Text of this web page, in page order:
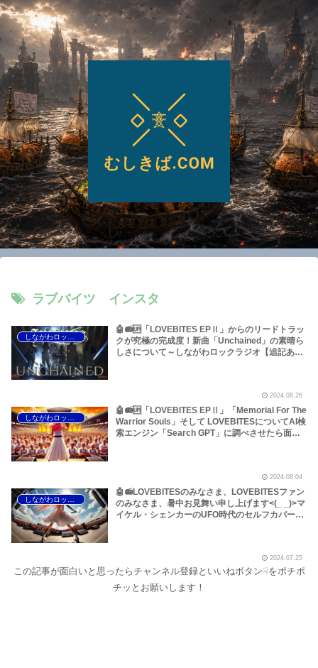
ラブバイツ インスタ
🤖📻🆙「LOVEBITES EPⅡ」からのリードトラッ
クが究極の完成度！新曲「Unchained」の素晴ら
しさについて～しながわロックラジオ【追記あ
2024.08.26
しながわロックラジオ
🤖📻🆙「LOVEBITES EPⅡ」「Memorial For The
Warrior Souls」そして LOVEBITESについてAI検
索エンジン「Search GPT」に調べさせたら面白
時を知っているか否か？」などについてです【重
要追記あり】～しながわロックラジオ【加筆あ
り】
2024.08.04
🤖📻LOVEBITESのみなさま、LOVEBITESファン
のみなさま、暑中お見舞い申し上げます<(_ _)>マ
イケル・シェンカーのUFO時代のセルフカバーと
2024.07.25
この記事が面白いと思ったらチャンネル登録といいねボタン☟をポチポ
チッとお願いします！